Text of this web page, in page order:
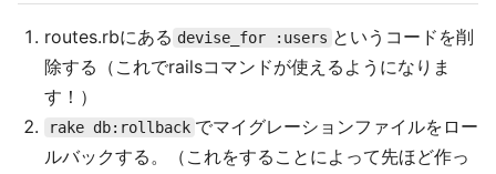
routes.rbにある devise_for :users というコードを削
除する（これでrailsコマンドが使えるようになりま
す！）
rake db:rollback でマイグレーションファイルをロー
ルバックする。（これをすることによって先ほど作っ